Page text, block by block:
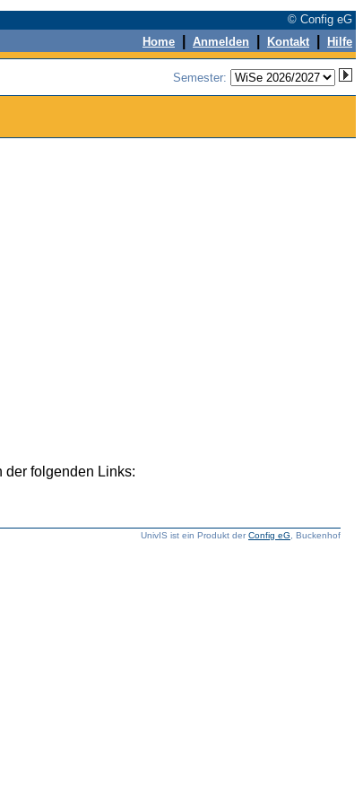
© Config eG
Home Anmelden Kontakt Hilfe
Semester:
der folgenden Links:
UnivIS ist ein Produkt derConfig eG , Buckenhof